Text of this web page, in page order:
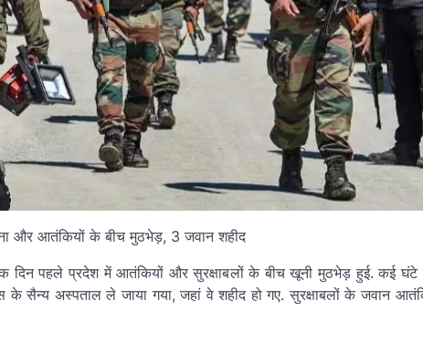
दिन पहले प्रदेश में आतंकियों और सुरक्षाबलों के बीच खूनी मुठभेड़ हुई. कई
के सैन्य अस्पताल ले जाया गया, जहां वे शहीद हो गए. सुरक्षाबलों के जवान